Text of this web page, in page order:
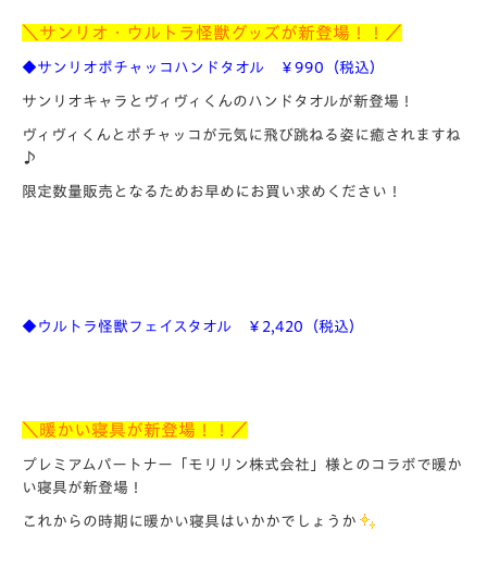
＼サンリオ・ウルトラ怪獣グッズが新登場！！／
◆サンリオポチャッコハンドタオル ￥990（税込）
サンリオキャラとヴィヴィくんのハンドタオルが新登場！
ヴィヴィくんとポチャッコが元気に飛び跳ねる姿に癒されますね
♪
限定数量販売となるためお早めにお買い求めください！
◆ウルトラ怪獣フェイスタオル ￥2,420（税込）
＼暖かい寝具が新登場！！／
プレミアムパートナー「モリリン株式会社」様とのコラボで暖か
い寝具が新登場！
これからの時期に暖かい寝具はいかかでしょうか